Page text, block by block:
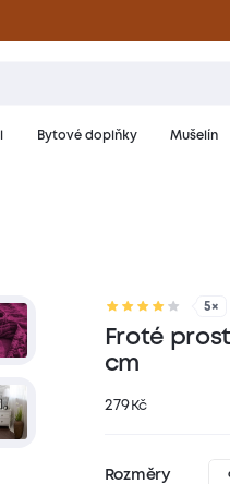
Bytové doplňky Mušelín
5×
Froté
cm
279 Kč
Rozměry